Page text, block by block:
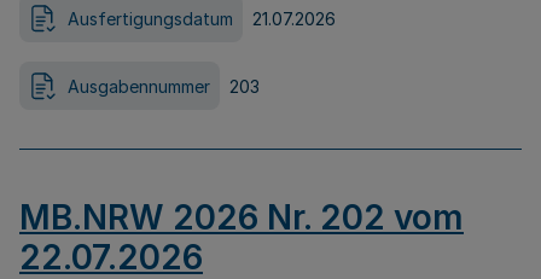
Ausfertigungsdatum 21.07.2026
Ausgabennummer 203
MB.NRW 2026 Nr. 202 vom
22.07.2026